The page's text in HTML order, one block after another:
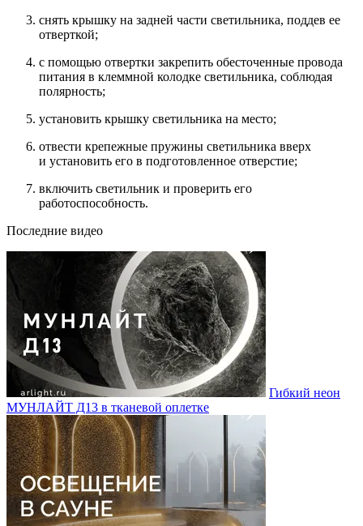
снять крышку на задней части светильника, поддев ее
отверткой;
с помощью отвертки закрепить обесточенные провода
питания в клеммной колодке светильника, соблюдая
полярность;
установить крышку светильника на место;
отвести крепежные пружины светильника вверх
и установить его в подготовленное отверстие;
включить светильник и проверить его
работоспособность.
Последние видео
Гибкий неон
МУНЛАЙТ Д13 в тканевой оплетке